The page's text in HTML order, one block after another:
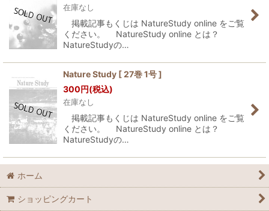
在庫なし
掲載記事もくじは NatureStudy online をご覧
ください。 NatureStudy online とは？
NatureStudyの…
Nature Study [ 27巻 1号 ]
300円(税込)
在庫なし
掲載記事もくじは NatureStudy online をご覧
ください。 NatureStudy online とは？
NatureStudyの…
ホーム
ショッピングカート